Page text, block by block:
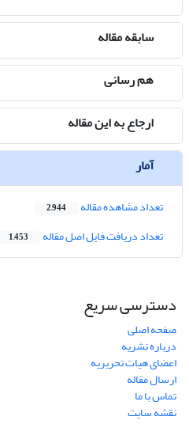
سابقه مقاله
هم رسانی
ارجاع به این مقاله
آمار
تعداد مشاهده مقاله 2,944
تعداد دریافت فایل اصل مقاله 1,453
دسترسی سریع
صفحه اصلی
درباره نشریه
اعضای هیات تحریریه
ارسال مقاله
تماس با ما
نقشه سایت